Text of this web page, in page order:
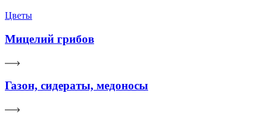
Цветы
Мицелий грибов
Газон, сидераты, медоносы